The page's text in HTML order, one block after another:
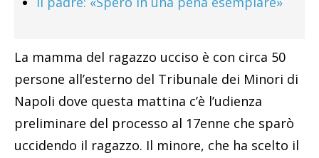
La mamma del ragazzo ucciso è con circa 50
persone all’esterno del Tribunale dei Minori di
Napoli dove questa mattina c’è l’udienza
preliminare del processo al 17enne che sparò
uccidendo il ragazzo. Il minore, che ha scelto il